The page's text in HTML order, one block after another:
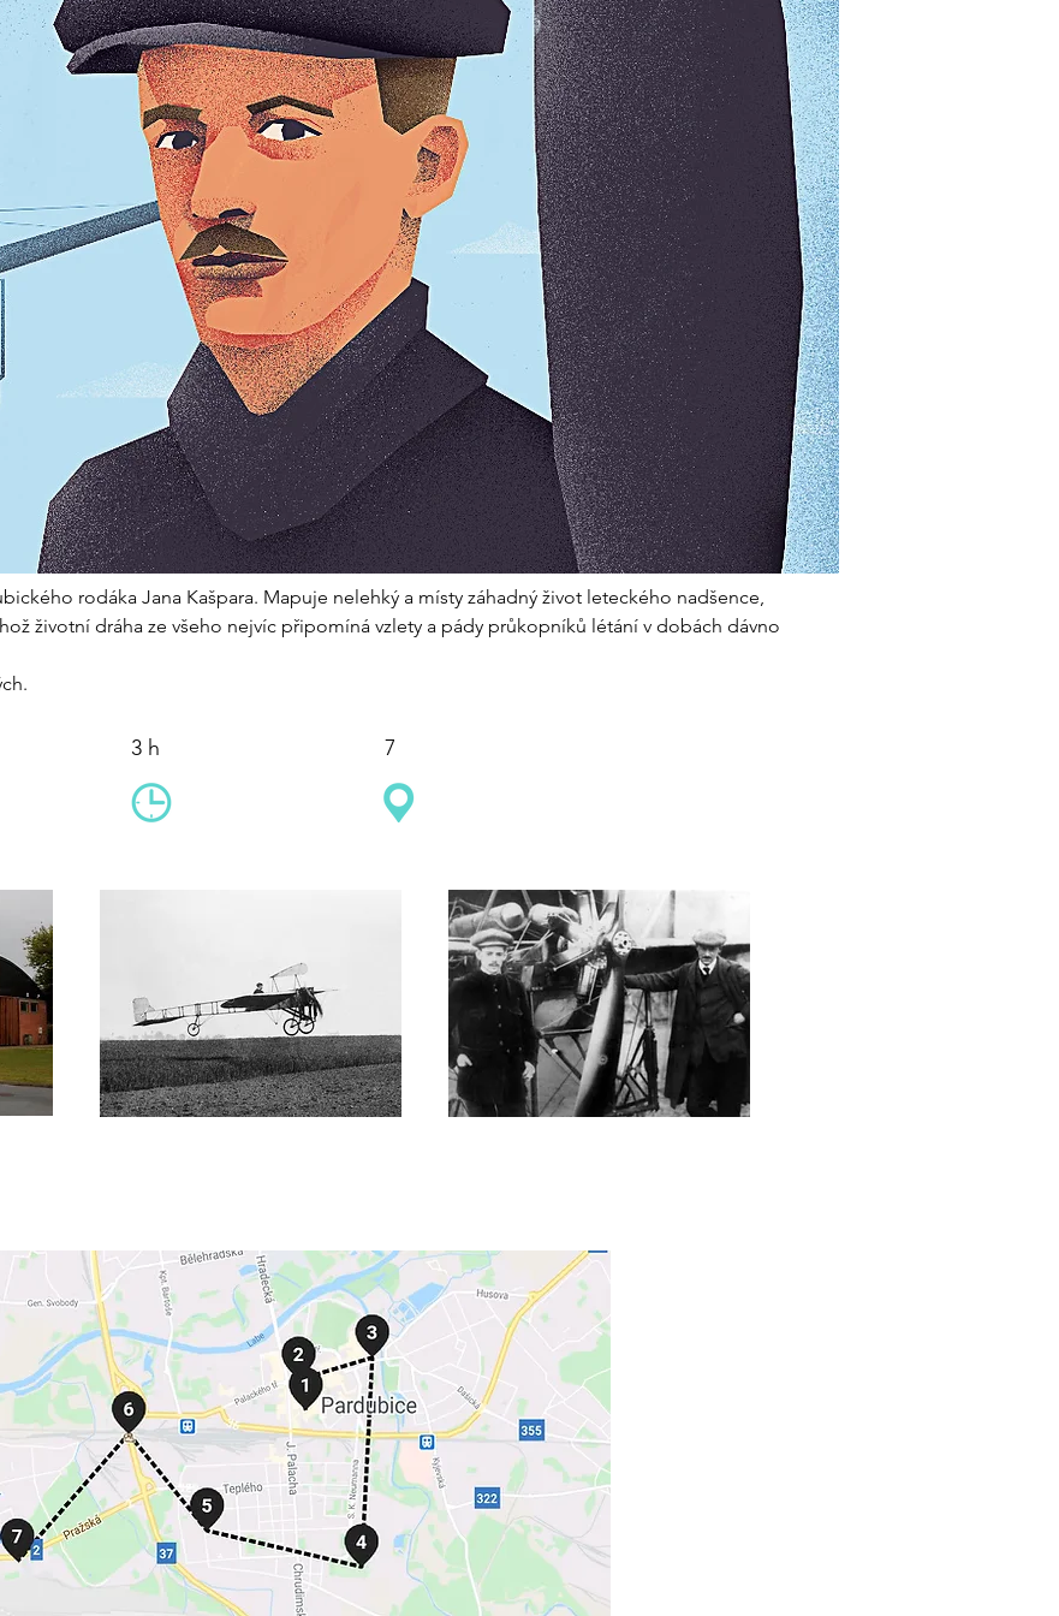
rodáka Jana Kašpara. Mapuje nelehký a místy záhadný život leteckého nadšence,
životní dráha ze všeho nejvíc připomíná vzlety a pády průkopníků létání v dobách dávno
3 h 7